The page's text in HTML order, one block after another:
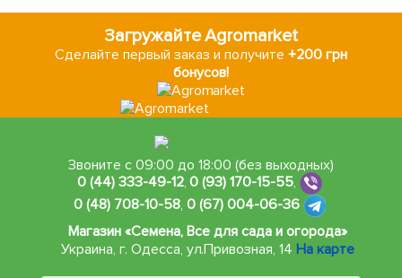
Загружайте Agromarket
Сделайте первый заказ и получите +200 грн
бонусов!
Звоните с 09:00 до 18:00 (без выходных)
0 (44) 333-49-12,0 (93) 170-15-55,
0 (48) 708-10-58, 0 (67) 004-06-36
Магазин «Семена, Все для сада и огорода»
Украина, г. Одесса, ул.Привозная, 14 На карте